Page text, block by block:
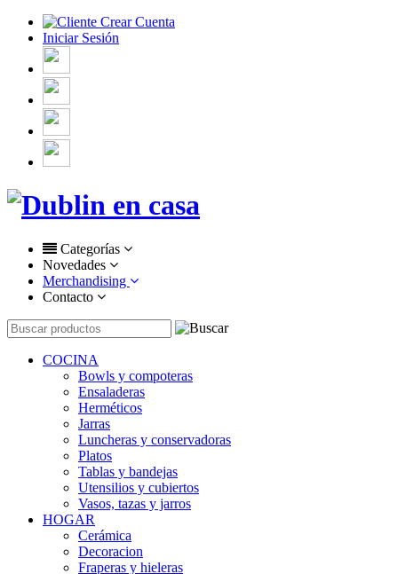
Crear Cuenta
Iniciar Sesión
Categorías
Novedades
Merchandising
Contacto
COCINA
Bowls y compoteras
Ensaladeras
Herméticos
Jarras
Luncheras y conservadoras
Platos
Tablas y bandejas
Utensilios y cubiertos
Vasos, tazas y jarros
HOGAR
Cerámica
Decoracion
Fraperas y hieleras